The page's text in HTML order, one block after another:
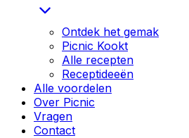
Ontdek het gemak
Picnic Kookt
Alle recepten
Receptideeën
Alle voordelen
Over Picnic
Vragen
Contact